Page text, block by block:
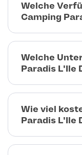
Welche
Camping
Welche
Paradis L'Ile
Wie viel
Paradis L'Ile